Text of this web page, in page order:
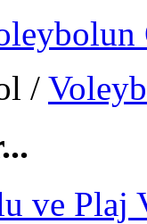
/
ve Plaj